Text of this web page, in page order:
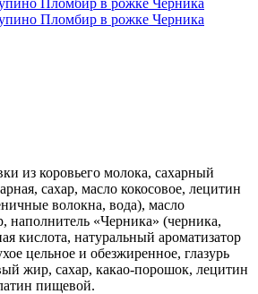
из коровьего молока, сахарный
сахар, масло кокосовое, лецитин
волокна, вода), масло
наполнитель «Черника» (черника,
кислота, натуральный ароматизатор
цельное и обезжиренное, глазурь
жир, сахар, какао-порошок, лецитин
пищевой.